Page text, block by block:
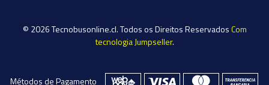
© 2026 Tecnobusonline.cl. Todos os Direitos ReservadosCom
tecnologia Jumpseller.
Métodos de Pagamento